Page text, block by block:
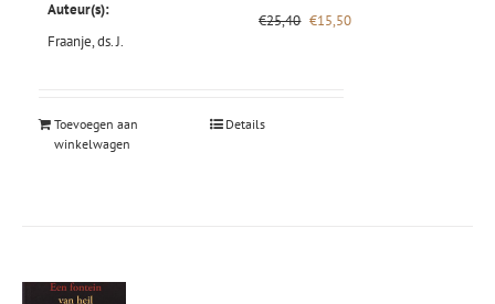
Auteur(s):
Fraanje, ds. J.
€25,40 Oorspronkelijke
€15,50Huidige
Toevoegen aan
winkelwagen
Details